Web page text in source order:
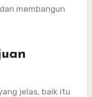
membangun
jelas, baik itu